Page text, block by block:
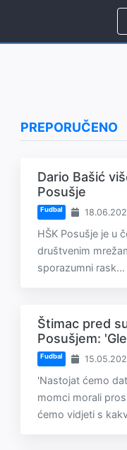
PREPORUČENO
Dario Bašić
Posušje
Fudbal
HŠK Posušje je u
društvenim
sporazumni rask...
Štimac pred
Posušjem:
Fudbal
'Nastojat ćemo
momci morali
ćemo vidjeti s